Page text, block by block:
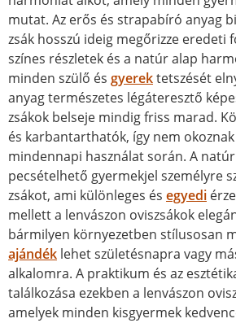
mutat. Az erős és strapabíró anyag
zsák hosszú ideig megőrizze eredeti
színes részletek és a natúr alap
minden szülő és gyerektetszését
anyag természetes légáteresztő
zsákok belseje mindig friss marad.
és karbantarthatók, így nem
mindennapi használat során. A
pecsételhető gyermekjel személyre
zsákot, ami különleges és egyedi
mellett a lenvászon oviszsákok
bármilyen környezetben stílusosan
ajándék lehet születésnapra vagy
alkalomra. A praktikum és az
találkozása ezekben a lenvászon
amelyek minden kisgyermek